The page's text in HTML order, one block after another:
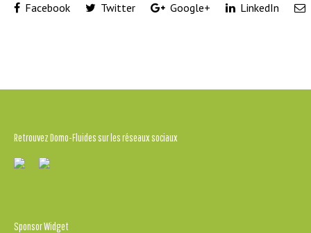
Facebook Twitter Google+ LinkedIn
Retrouvez Domo-Fluides sur les réseaux sociaux
Sponsor Widget